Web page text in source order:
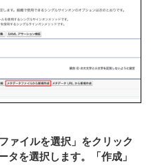
ァイルを選択」をクリック
タを選択します。「作成」